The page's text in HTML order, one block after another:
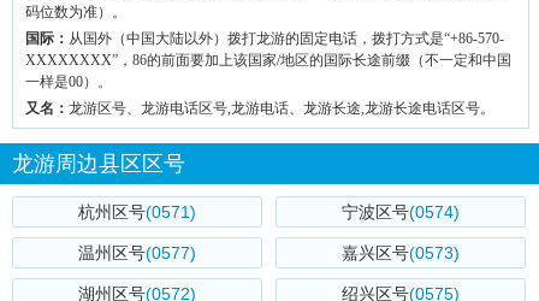
码位数为准）。
国际： 从国外（中国大陆以外）拨打龙游的固定电话，拨打方式是“+86-570-
XXXXXXXX”，86的前面要加上该国家/地区的国际长途前缀（不一定和中国
一样是00）。
又名： 龙游区号、龙游电话区号,龙游电话、龙游长途,龙游长途电话区号。
龙游周边县区区号
杭州区号(0571) 宁波区号(0574)
温州区号(0577) 嘉兴区号(0573)
湖州区号(0572) 绍兴区号(0575)